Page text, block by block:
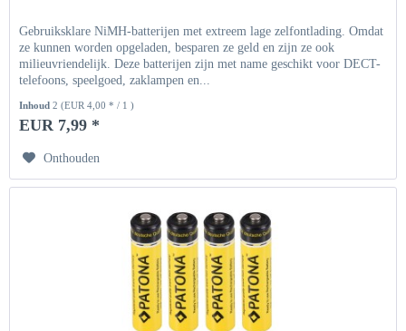
Gebruiksklare NiMH-batterijen met extreem lage zelfontlading. Omdat
ze kunnen worden opgeladen, besparen ze geld en zijn ze ook
milieuvriendelijk. Deze batterijen zijn met name geschikt voor DECT-
telefoons, speelgoed, zaklampen en...
Inhoud2(EUR 4,00 * / 1 )
EUR 7,99 *
Onthouden